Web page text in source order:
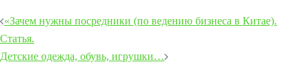
«Зачем нужны посредники (по ведению бизнеса в Китае).
Статья.
Детские одежда, обувь, игрушки…